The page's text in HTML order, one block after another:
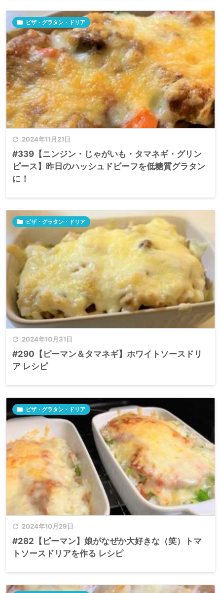
 2024年11月21日
 ピザ・グラタン・ドリア
#339【ニンジン・じゃがいも・タマネギ・グリン
ピース】昨日のハッシュドビーフを低糖質グラタン
に！
 2024年10月31日
 ピザ・グラタン・ドリア
#290【ピーマン＆タマネギ】ホワイトソースドリ
ア レシピ
 2024年10月29日
 ピザ・グラタン・ドリア
#282【ピーマン】娘がなぜか大好きな（笑）トマ
トソースドリアを作る レシピ